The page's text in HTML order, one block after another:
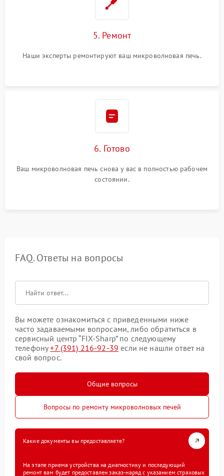
5. Ремонт
Наши эксперты ремонтируют ваш микроволновая печь.
6. Готово
Ваш микроволновая печь снова у вас в полностью рабочем
состоянии.
FAQ. Ответы на вопросы
Вы можете ознакомиться с приведенными ниже
часто задаваемыми вопросами, либо обратиться в
сервисный центр “FIX-Sharp” по следующему
телефону+7 (391) 216-92-39 если не нашли ответ на
свой вопрос.
Общие вопросы
Вопросы по ремонту микроволновых печей
Какие документы вы предоставляете?
На этапе приема устройства на диагностику и последующий
ремонт вам будет предоставлен заказ-наряд с указанием страховых